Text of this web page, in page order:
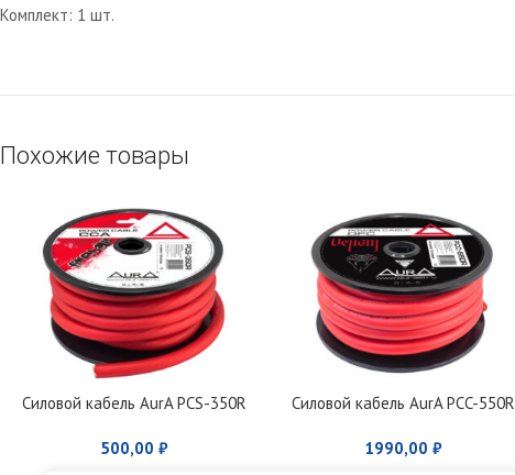
Комплект: 1 шт.
Похожие товары
Силовой кабель AurA PCS-350R
500,00₽
Силовой кабель AurA PCC-550R
1990,00₽